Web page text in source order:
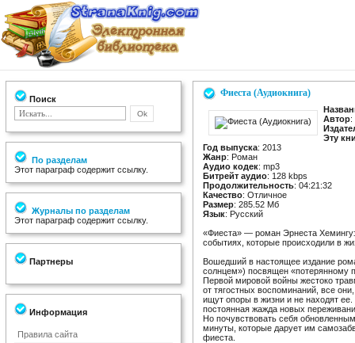
Поиск
По разделам
Этот параграф содержит ссылку.
Журналы по разделам
Этот параграф содержит ссылку.
Партнеры
Информация
Правила сайта
Фиеста (Аудиокнига)
Автор:
Эту
Год выпуска: 2013
Жанр: Роман
Аудио кодек: mp3
Битрейт аудио: 128 kbps
Продолжительность: 04:21:32
Качество: Отличное
Размер: 285.52 Мб
Язык: Русский
«Фиеста» — роман Эрнеста
событиях, которые происходили в
Вошедший в настоящее издание
солнцем») посвящен «потерянному
Первой мировой войны жестоко
от тягостных воспоминаний, все
ищут опоры в жизни и не находят
постоянная жажда новых
Но почувствовать себя
минуты, которые дарует им
фиеста.